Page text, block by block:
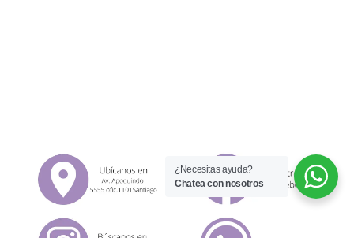
¿Necesitas ayuda?
Chatea con nosotros